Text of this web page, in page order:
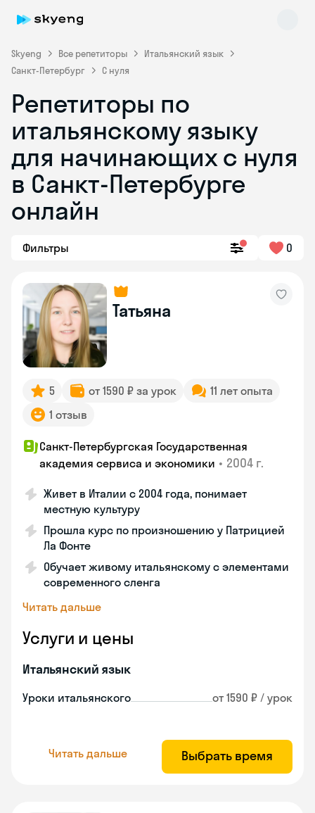
Skyeng Все репетиторы
Итальянский язык
Санкт-Петербург
С нуля
Репетиторы по
итальянскому языку
для начинающих с нуля
в Санкт-Петербурге
онлайн
Фильтры 0
Татьяна
5 от 1590 ₽ за урок
11 лет опыта
1 отзыв
Санкт-Петербургская Государственная
академия сервиса и экономики • 2004 г.
Живет в Италии с 2004 года, понимает
местную культуру
Прошла курс по произношению у Патрицией
Ла Фонте
Обучает живому итальянскому с элементами
современного сленга
Читать дальше
Услуги и цены
Итальянский язык
Уроки итальянского от 1590 ₽ / урок
Читать дальше Выбрать время
Skyeng Chat